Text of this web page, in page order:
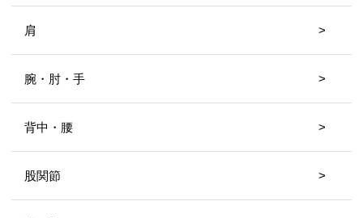
肩
腕・肘・手
背中・腰
股関節